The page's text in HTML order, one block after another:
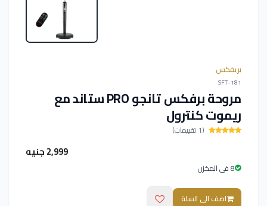
بريفكس
SFT-181
مروحة برفكس تانجو PRO ستاند مع
ريموت كنترول
(1 تقييمات)
2,999 جنيه
8 فى المخزن
اضف الى السلة